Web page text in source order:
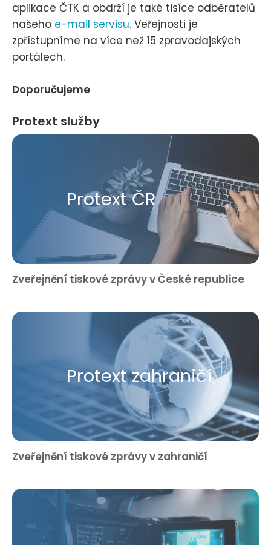
aplikace ČTK a obdrží je také tisíce odběratelů
našeho e-mail servisu. Veřejnosti je
zpřístupníme na více než 15 zpravodajských
portálech.
Doporučujeme
Protext služby
Protext ČR
Zveřejnění tiskové zprávy v České republice
Protext zahraničí
Zveřejnění tiskové zprávy v zahraničí